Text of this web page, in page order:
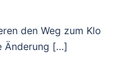
den Weg zum Klo
Änderung […]